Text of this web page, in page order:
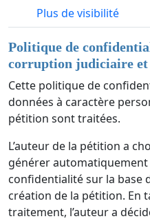
Plus de visibilité
Politique de
corruption judiciaire
Cette politique de
données à caractère
pétition sont traitées.
L’auteur de la pétition a
générer
confidentialité sur la base
création de la pétition. En
traitement, l’auteur a